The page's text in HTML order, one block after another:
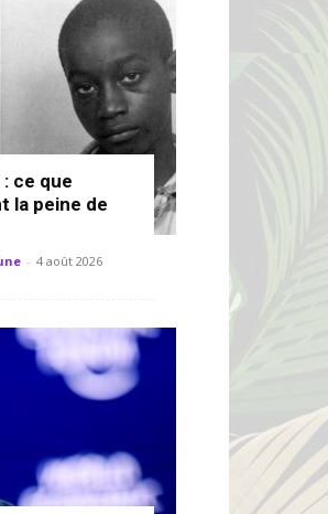
ce que
la peine de
- 4 août 2026